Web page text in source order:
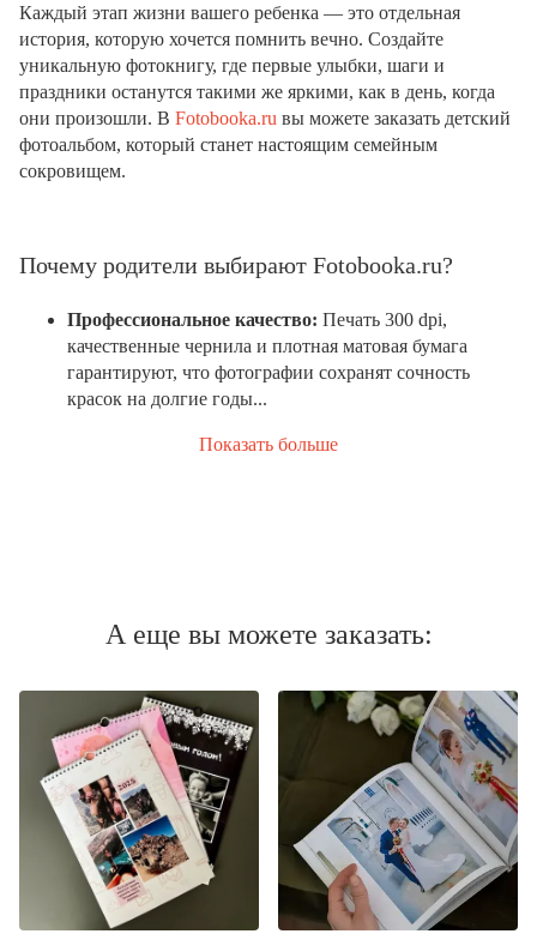
Каждый этап жизни вашего ребенка — это отдельная
история, которую хочется помнить вечно. Создайте
уникальную фотокнигу, где первые улыбки, шаги и
праздники останутся такими же яркими, как в день, когда
они произошли. В Fotobooka.ru вы можете заказать детский
фотоальбом, который станет настоящим семейным
сокровищем.
Почему родители выбирают Fotobooka.ru?
Профессиональное качество: Печать 300 dpi,
качественные чернила и плотная матовая бумага
гарантируют, что фотографии сохранят сочность
красок на долгие годы...
Показать больше
А еще вы можете заказать: